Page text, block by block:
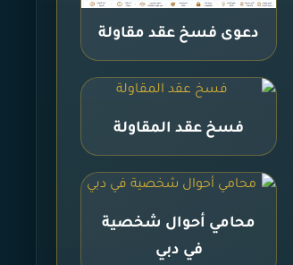
دعوى فسخ عقد مقاولة
فسخ عقد المقاولة
محامي أحوال شخصية
في دبي